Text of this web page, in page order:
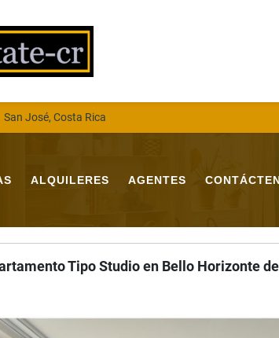
San José, Costa Rica
ALQUILERES AGENTES
Tipo Studio en Bello Horizonte